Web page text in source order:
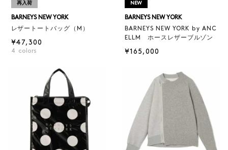
再入荷
BARNEYS NEW YORK
レザートートバッグ（M）
¥47,300
4 colors
NEW
BARNEYS NEW YORK
BARNEYS NEW YORK by ANC
ELLM ホースレザーブルゾン
¥165,000